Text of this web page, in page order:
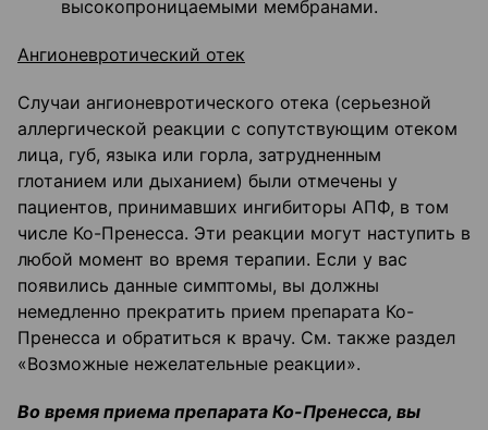
высокопроницаемыми мембранами.
Ангионевротический отек
Случаи ангионевротического отека (серьезной
аллергической реакции с сопутствующим отеком
лица, губ, языка или горла, затрудненным
глотанием или дыханием) были отмечены у
пациентов, принимавших ингибиторы АПФ, в том
числе Ко-Пренесса. Эти реакции могут наступить в
любой момент во время терапии. Если у вас
появились данные симптомы, вы должны
немедленно прекратить прием препарата Ко-
Пренесса и обратиться к врачу. См. также раздел
«Возможные нежелательные реакции».
Во время приема препарата Ко-Пренесса, вы